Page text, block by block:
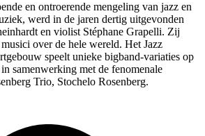
en ontroerende mengeling van jazz en
werd in de jaren dertig uitgevonden
en violist Stéphane Grapelli. Zij
over de hele wereld. Het Jazz
speelt unieke bigband-variaties op
samenwerking met de fenomenale
Trio, Stochelo Rosenberg.